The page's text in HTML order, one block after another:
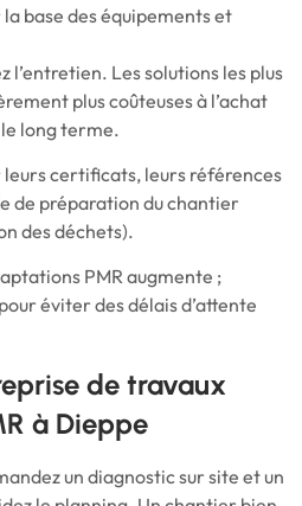
base des équipements et
l’entretien. Les solutions les plus
plus coûteuses à l’achat
long terme.
certificats, leurs références
de préparation du chantier
des déchets).
PMR augmente ;
éviter des délais d’attente
de travaux
à Dieppe
un diagnostic sur site et un